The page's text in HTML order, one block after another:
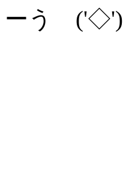
ーう ('◇')ゞ